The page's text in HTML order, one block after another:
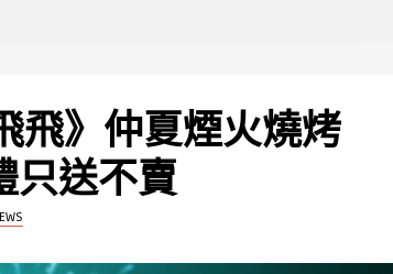
飛》仲夏煙火燒烤
只送不賣